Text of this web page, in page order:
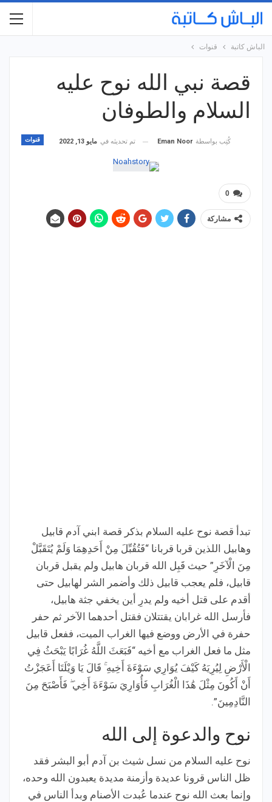
الباش كاتبة قنوات
قصة نبي الله نوح عليه
السلام والطوفان
قنوات كُتِب بواسطة Eman Noor تم تحديثه في مايو 13, 2022
0
مشاركة
تبدأ قصة نوح عليه السلام بذكر قصة ابني آدم قابيل
وهابيل اللذين قربا قربانا “فَتُقُبِّلَ مِنْ أَحَدِهِمَا وَلَمْ يُتَقَبَّلْ
مِنَ الْآخَرِ” حيث قَبِل الله قربان هابيل ولم يقبل قربان
قابيل، فلم يعجب قابيل ذلك وأضمر الشر لهابيل حتى
أقدم على قتل أخيه ولم يدرِ أين يخفي جثة هابيل،
فأرسل الله غرابان يقتتلان فقتل أحدهما الآخر ثم حفر
حفرة في الأرض ووضع فيها الغراب الميت، ففعل قابيل
مثل ما فعل الغراب مع أخيه “فَبَعَثَ اللَّهُ غُرَابًا يَبْحَثُ فِي
الْأَرْضِ لِيُرِيَهُ كَيْفَ يُوَارِي سَوْءَةَ أَخِيهِ ۚ قَالَ يَا وَيْلَتَا أَعَجَزْتُ
أَنْ أَكُونَ مِثْلَ هَٰذَا الْغُرَابِ فَأُوَارِيَ سَوْءَةَ أَخِي ۖ فَأَصْبَحَ مِنَ
النَّادِمِينَ”.
نوح والدعوة إلى الله
نوح عليه السلام من نسل شيث بن آدم أبو البشر فقد
ظل الناس قرونا عديدة وأزمنة مديدة يعبدون الله وحده،
وإنما بعث الله نوح عندما عُبدت الأصنام وبدأ الناس في